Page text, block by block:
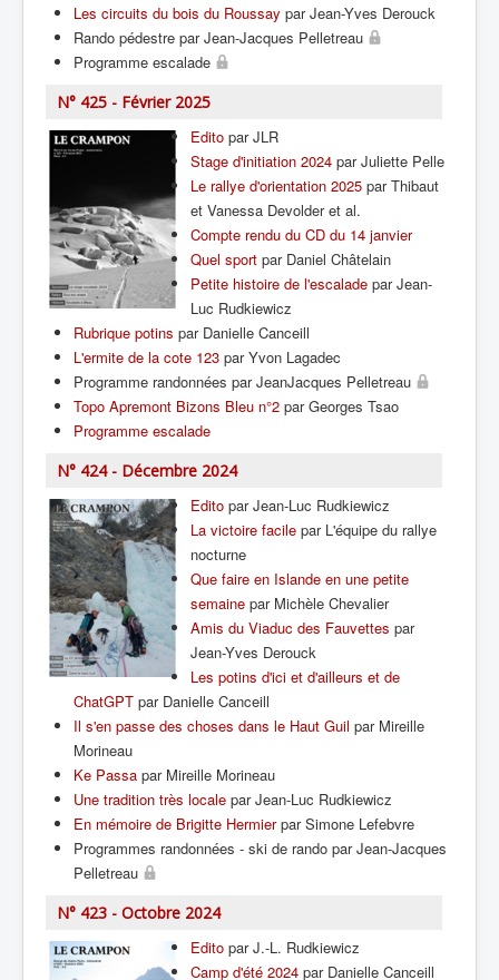
Les circuits du bois du Roussay par Jean-Yves Derouck
Rando pédestre par Jean-Jacques Pelletreau
Programme escalade
N° 425 - Février 2025
Edito par JLR
Stage d'initiation 2024 par Juliette Pelle
Le rallye d'orientation 2025 par Thibaut
et Vanessa Devolder et al.
Compte rendu du CD du 14 janvier
Quel sport par Daniel Châtelain
Petite histoire de l'escalade par Jean-
Luc Rudkiewicz
Rubrique potins par Danielle Canceill
L'ermite de la cote 123 par Yvon Lagadec
Programme randonnées par JeanJacques Pelletreau
Topo Apremont Bizons Bleu n°2 par Georges Tsao
Programme escalade
N° 424 - Décembre 2024
Edito par Jean-Luc Rudkiewicz
La victoire facile par L'équipe du rallye
nocturne
Que faire en Islande en une petite
semaine par Michèle Chevalier
Amis du Viaduc des Fauvettes par
Jean-Yves Derouck
Les potins d'ici et d'ailleurs et de
ChatGPT par Danielle Canceill
Il s'en passe des choses dans le Haut Guil par Mireille
Morineau
Ke Passa par Mireille Morineau
Une tradition très locale par Jean-Luc Rudkiewicz
En mémoire de Brigitte Hermierpar Simone Lefebvre
Programmes randonnées - ski de rando par Jean-Jacques
Pelletreau
N° 423 - Octobre 2024
Edito par J.-L. Rudkiewicz
Camp d'été 2024 par Danielle Canceill